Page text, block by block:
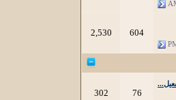
604
2,530
76
302